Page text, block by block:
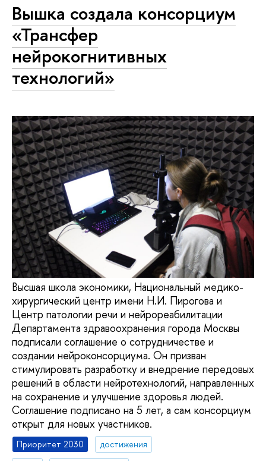
Вышка создала консорциум
«Трансфер
нейрокогнитивных
технологий»
Высшая школа экономики, Национальный медико-
хирургический центр имени Н.И. Пирогова и
Центр патологии речи и нейрореабилитации
Департамента здравоохранения города Москвы
подписали соглашение о сотрудничестве и
создании нейроконсорциума. Он призван
стимулировать разработку и внедрение передовых
решений в области нейротехнологий, направленных
на сохранение и улучшение здоровья людей.
Соглашение подписано на 5 лет, а сам консорциум
открыт для новых участников.
Приоритет 2030
достижения